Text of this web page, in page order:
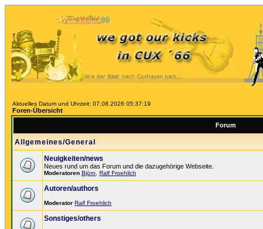
Aktuelles Datum und Uhrzeit: 07.08.2026 05:37:19
Foren-Übersicht
Forum
Allgemeines/General
Neuigkeiten/news
Neues rund um das Forum und die dazugehörige Webseite.
Moderatoren Björn Ralf Froehlich
Autoren/authors
Moderator Ralf Froehlich
Sonstiges/others